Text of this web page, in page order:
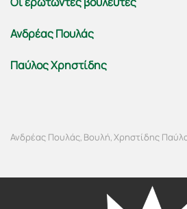
Ανδρέας Πουλάς
Παύλος Χρηστίδης
Ανδρέας Πουλάς, Βουλή,Χρηστίδης